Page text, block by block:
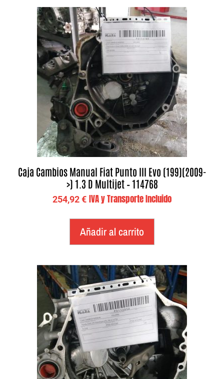
Caja Cambios Manual Fiat Punto III Evo (199)(2009-
>) 1.3 D Multijet – 114768
254,92€ IVA y Transporte Incluido
Añadir al carrito